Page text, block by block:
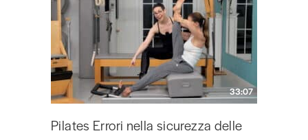
33:07
Pilates Errori nella sicurezza delle